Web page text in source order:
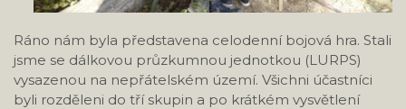
Ráno nám byla představena celodenní bojová hra. Stali
jsme se dálkovou průzkumnou jednotkou (LURPS)
vysazenou na nepřátelském území. Všichni účastníci
byli rozděleni do tří skupin a po krátkém vysvětlení